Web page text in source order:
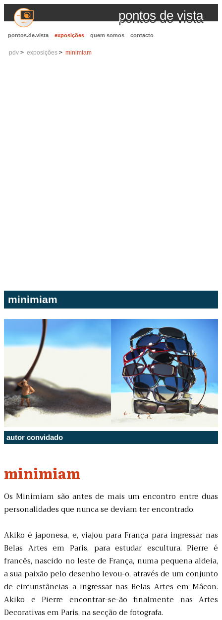
pontos de vista
pontos.de.vista exposições quem somos contacto
pdv exposições minimiam
minimiam
autor convidado
minimiam
Os Minimiam são antes de mais um encontro entre duas
personalidades que nunca se deviam ter encontrado.
Akiko é japonesa, e, viajou para França para ingressar nas
Belas Artes em Paris, para estudar escultura. Pierre é
francês, nascido no leste de França, numa pequena aldeia,
a sua paixão pelo desenho levou-o, através de um conjunto
de circunstâncias a ingressar nas Belas Artes em Mâcon.
Akiko e Pierre encontrar-se-ão finalmente nas Artes
Decorativas em Paris, na secção de fotografa.